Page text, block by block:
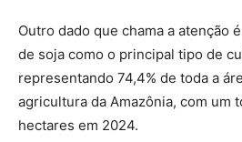
Outro dado que chama a atenção
de soja como o principal tipo de
representando 74,4% de toda a
agricultura da Amazônia, com um
hectares em 2024.